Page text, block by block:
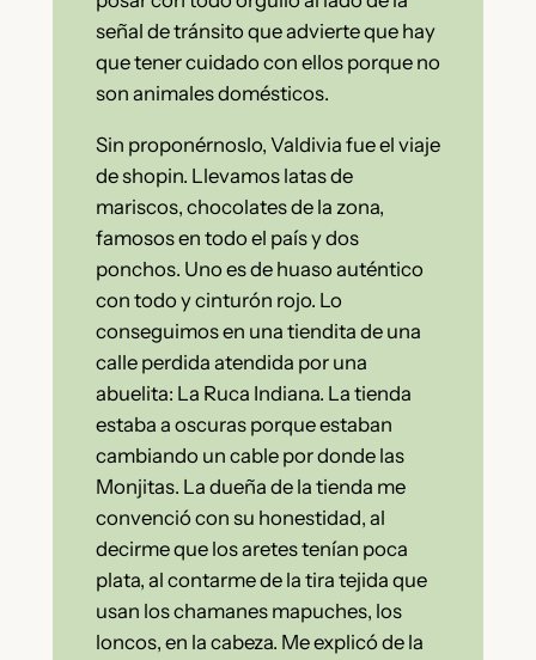
señal de tránsito que advierte que hay
que tener cuidado con ellos porque no
son animales domésticos.
Sin proponérnoslo, Valdivia fue el viaje
de shopin. Llevamos latas de
mariscos, chocolates de la zona,
famosos en todo el país y dos
ponchos. Uno es de huaso auténtico
con todo y cinturón rojo. Lo
conseguimos en una tiendita de una
calle perdida atendida por una
abuelita: La Ruca Indiana. La tienda
estaba a oscuras porque estaban
cambiando un cable por donde las
Monjitas. La dueña de la tienda me
convenció con su honestidad, al
decirme que los aretes tenían poca
plata, al contarme de la tira tejida que
usan los chamanes mapuches, los
loncos, en la cabeza. Me explicó de la